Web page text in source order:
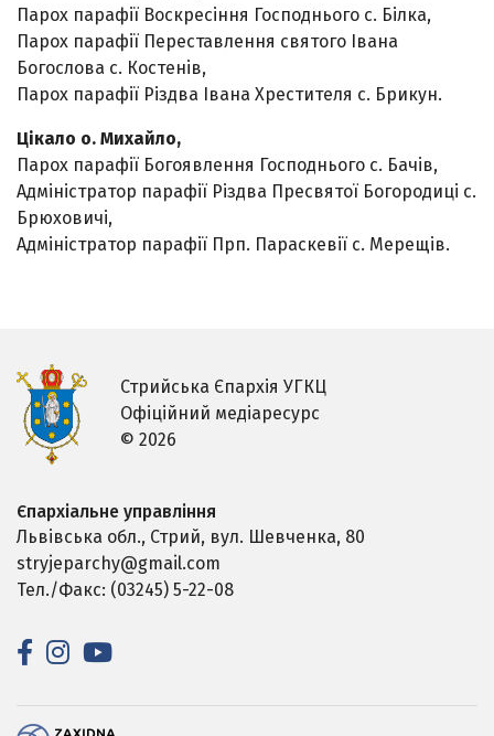
Парох парафії Воскресіння Господнього с. Білка,
Парох парафії Переставлення святого Івана
Богослова с. Костенів,
Парох парафії Різдва Івана Хрестителя с. Брикун.
Цікало о. Михайло,
Парох парафії Богоявлення Господнього с. Бачів,
Адміністратор парафії Різдва Пресвятої Богородиці с.
Брюховичі,
Адміністратор парафії Прп. Параскевії с. Мерещів.
Стрийська Єпархія УГКЦ
Офіційний медіаресурс
© 2026
Єпархіальне управління
Львівська обл., Стрий, вул. Шевченка, 80
stryjeparchy@gmail.com
Тел./Факс: (03245) 5-22-08